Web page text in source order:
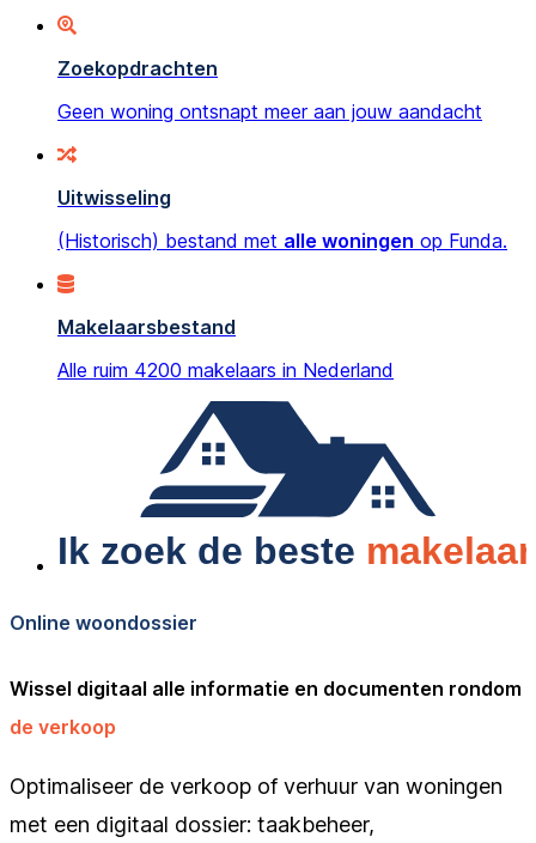
Zoekopdrachten
Geen woning ontsnapt meer aan jouw aandacht
Uitwisseling
(Historisch) bestand met alle woningen op Funda.
Makelaarsbestand
Alle ruim 4200 makelaars in Nederland
Online woondossier
Wissel digitaal alle informatie en documenten rondom
de verkoop
Optimaliseer de verkoop of verhuur van woningen
met een digitaal dossier: taakbeheer,